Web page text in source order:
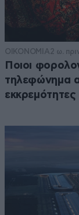
ΟΙΚΟΝΟΜΙΑ 2 ω.
Ποιοι
τηλεφώνημα
εκκρεμότητες